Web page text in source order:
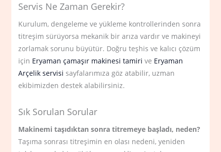
Servis Ne Zaman Gerekir?
Kurulum, dengeleme ve yükleme kontrollerinden sonra
titreşim sürüyorsa mekanik bir arıza vardır ve makineyi
zorlamak sorunu büyütür. Doğru teşhis ve kalıcı çözüm
için Eryaman çamaşır makinesi tamiri ve Eryaman
Arçelik servisi sayfalarımıza göz atabilir, uzman
ekibimizden destek alabilirsiniz.
Sık Sorulan Sorular
Makinemi taşıdıktan sonra titremeye başladı, neden?
Taşıma sonrası titreşimin en olası nedeni, yeniden